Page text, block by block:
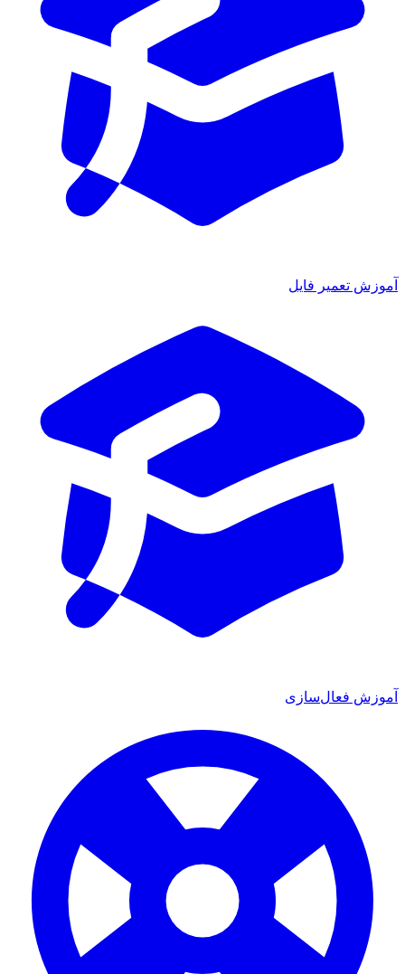
تعمیر فایل
فعال‌سازی